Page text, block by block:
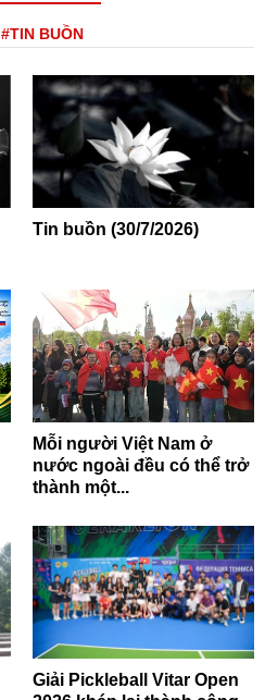
#TIN BUỒN
Tin buồn (30/7/2026)
Mỗi người Việt Nam ở
nước ngoài đều có thể trở
thành một...
Giải Pickleball Vitar Open